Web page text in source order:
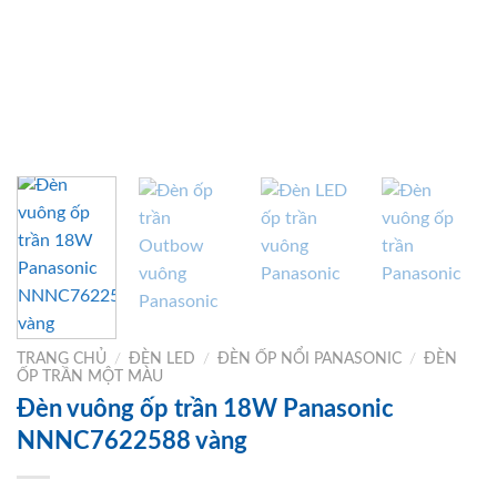
TRANG CHỦ / ĐÈN LED / ĐÈN ỐP NỔI PANASONIC /
ĐÈN
ỐP TRẦN MỘT MÀU
Đèn vuông ốp trần 18W Panasonic
NNNC7622588 vàng